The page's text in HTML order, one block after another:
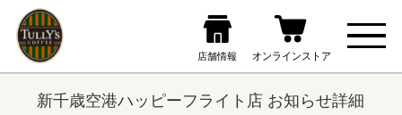
新千歳空港ハッピーフライト店 お知らせ詳細